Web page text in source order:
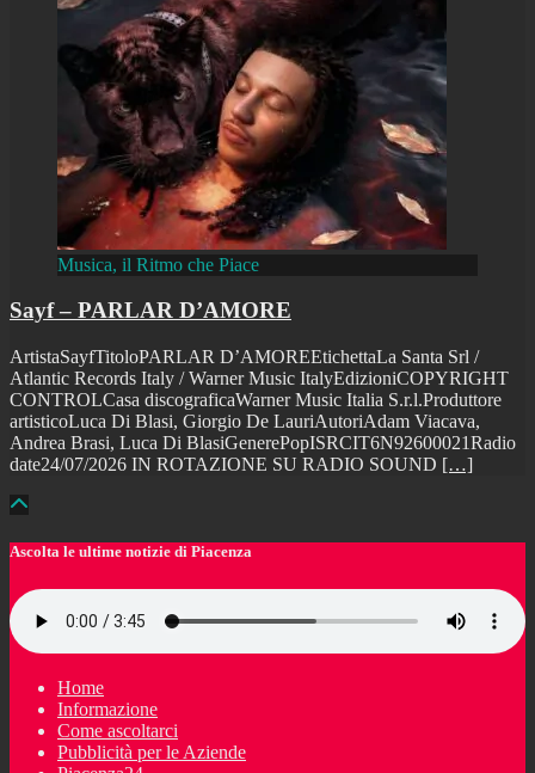
Musica, il Ritmo che Piace
Sayf – PARLAR D’AMORE
ArtistaSayfTitoloPARLAR D’AMOREEtichettaLa Santa Srl /
Atlantic Records Italy / Warner Music ItalyEdizioniCOPYRIGHT
CONTROLCasa discograficaWarner Music Italia S.r.l.Produttore
artisticoLuca Di Blasi, Giorgio De LauriAutoriAdam Viacava,
Andrea Brasi, Luca Di BlasiGenerePopISRCIT6N92600021Radio
date24/07/2026 IN ROTAZIONE SU RADIO SOUND […]
Ascolta le ultime notizie di Piacenza
Home
Informazione
Come ascoltarci
Pubblicità per le Aziende